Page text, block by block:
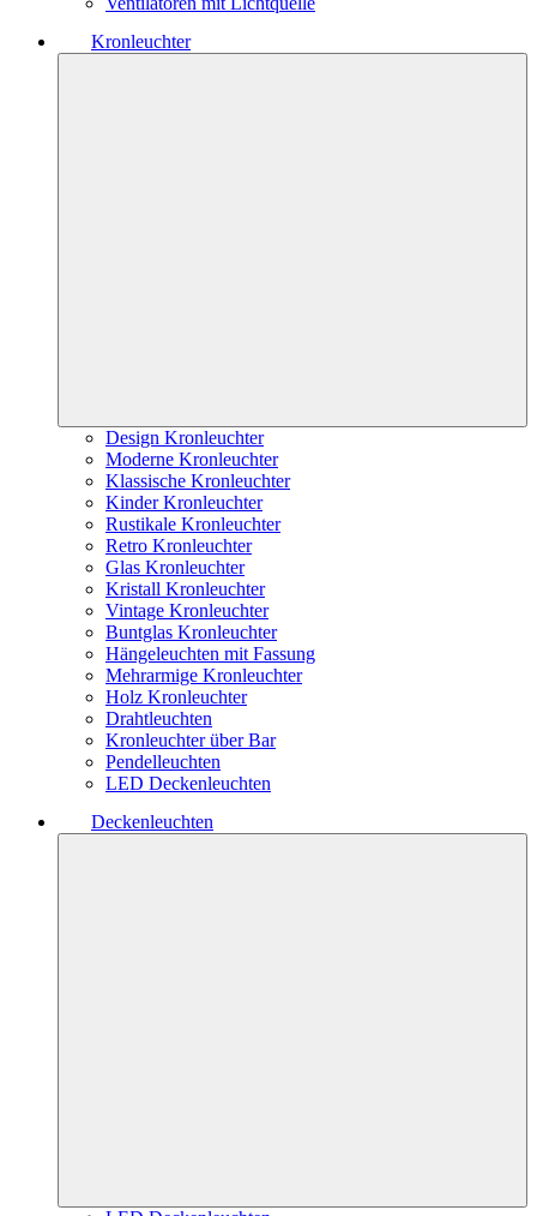
Kronleuchter
Design Kronleuchter
Moderne Kronleuchter
Klassische Kronleuchter
Kinder Kronleuchter
Rustikale Kronleuchter
Retro Kronleuchter
Glas Kronleuchter
Kristall Kronleuchter
Vintage Kronleuchter
Buntglas Kronleuchter
Hängeleuchten mit Fassung
Mehrarmige Kronleuchter
Holz Kronleuchter
Drahtleuchten
Kronleuchter über Bar
Pendelleuchten
LED Deckenleuchten
Deckenleuchten